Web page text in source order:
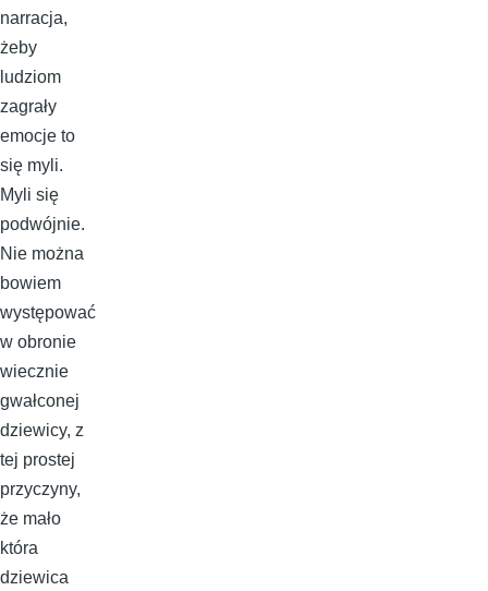
narracja,
żeby
ludziom
zagrały
emocje to
się myli.
Myli się
podwójnie.
Nie można
bowiem
występować
w obronie
wiecznie
gwałconej
dziewicy, z
tej prostej
przyczyny,
że mało
która
dziewica